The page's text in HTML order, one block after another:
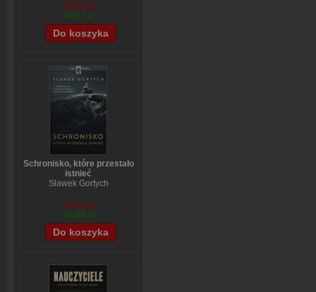
59,84 zł
48,07 zł
Schronisko, które przestało
istnieć
Sławek Gortych
52,25 zł
42,00 zł